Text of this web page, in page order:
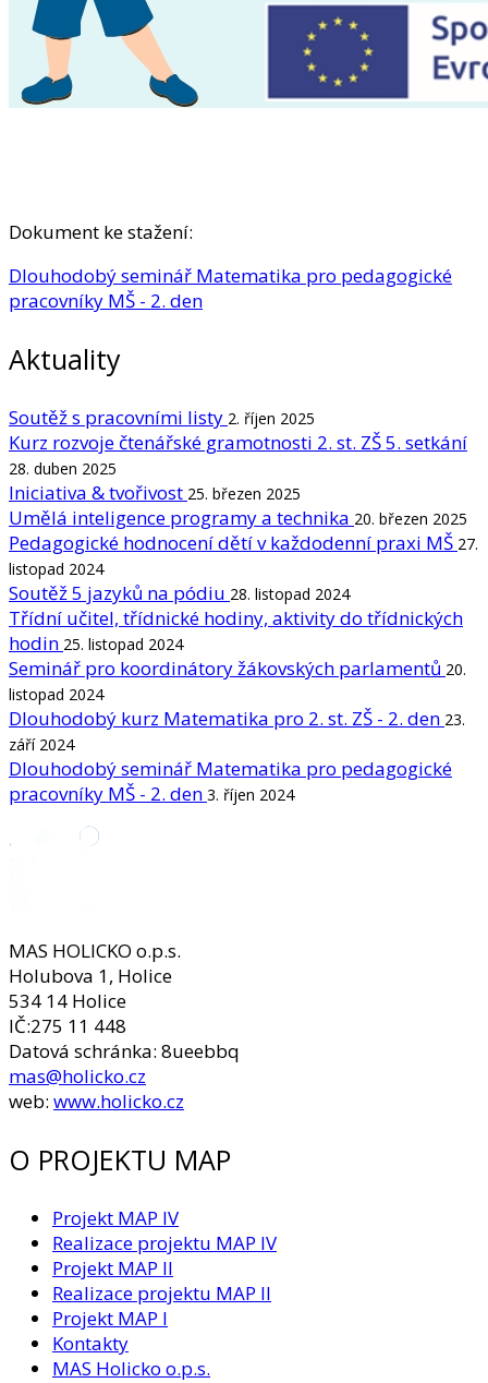
Dokument ke stažení:
Dlouhodobý seminář Matematika pro pedagogické
pracovníky MŠ - 2. den
Aktuality
Soutěž s pracovními listy 2. říjen 2025
Kurz rozvoje čtenářské gramotnosti 2. st. ZŠ 5. setkání
28. duben 2025
Iniciativa & tvořivost 25. březen 2025
Umělá inteligence programy a technika 20. březen 2025
Pedagogické hodnocení dětí v každodenní praxi MŠ 27.
listopad 2024
Soutěž 5 jazyků na pódiu 28. listopad 2024
Třídní učitel, třídnické hodiny, aktivity do třídnických
hodin 25. listopad 2024
Seminář pro koordinátory žákovských parlamentů 20.
listopad 2024
Dlouhodobý kurz Matematika pro 2. st. ZŠ - 2. den 23.
září 2024
Dlouhodobý seminář Matematika pro pedagogické
pracovníky MŠ - 2. den 3. říjen 2024
MAS HOLICKO o.p.s.
Holubova 1, Holice
534 14 Holice
IČ:275 11 448
Datová schránka: 8ueebbq
mas@holicko.cz
web: www.holicko.cz
O PROJEKTU MAP
Projekt MAP IV
Realizace projektu MAP IV
Projekt MAP II
Realizace projektu MAP II
Projekt MAP I
Kontakty
MAS Holicko o.p.s.